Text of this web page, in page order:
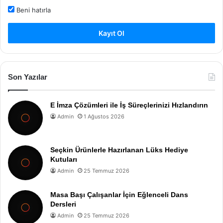
Beni hatırla
Kayıt Ol
Son Yazılar
E İmza Çözümleri ile İş Süreçlerinizi Hızlandırın
Admin 1 Ağustos 2026
Seçkin Ürünlerle Hazırlanan Lüks Hediye
Kutuları
Admin 25 Temmuz 2026
Masa Başı Çalışanlar İçin Eğlenceli Dans
Dersleri
Admin 25 Temmuz 2026